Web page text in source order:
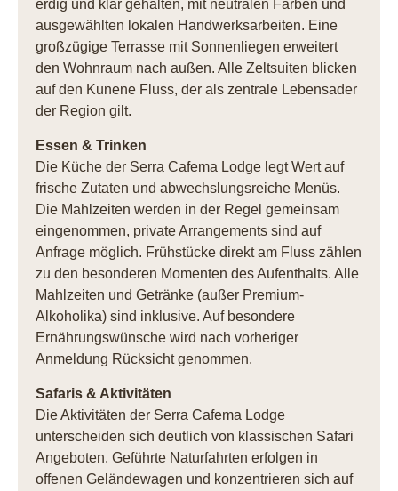
erdig und klar gehalten, mit neutralen Farben und
ausgewählten lokalen Handwerksarbeiten. Eine
großzügige Terrasse mit Sonnenliegen erweitert
den Wohnraum nach außen. Alle Zeltsuiten blicken
auf den Kunene Fluss, der als zentrale Lebensader
der Region gilt.
Essen & Trinken
Die Küche der Serra Cafema Lodge legt Wert auf
frische Zutaten und abwechslungsreiche Menüs.
Die Mahlzeiten werden in der Regel gemeinsam
eingenommen, private Arrangements sind auf
Anfrage möglich. Frühstücke direkt am Fluss zählen
zu den besonderen Momenten des Aufenthalts. Alle
Mahlzeiten und Getränke (außer Premium-
Alkoholika) sind inklusive. Auf besondere
Ernährungswünsche wird nach vorheriger
Anmeldung Rücksicht genommen.
Safaris & Aktivitäten
Die Aktivitäten der Serra Cafema Lodge
unterscheiden sich deutlich von klassischen Safari
Angeboten. Geführte Naturfahrten erfolgen in
offenen Geländewagen und konzentrieren sich auf